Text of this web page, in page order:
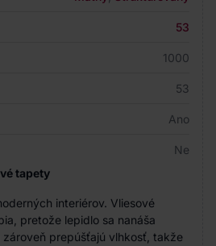
53
1000
53
Ano
Ne
tapety
interiérov. Vliesové
pretože lepidlo sa nanáša
zároveň prepúšťajú vlhkosť, takže